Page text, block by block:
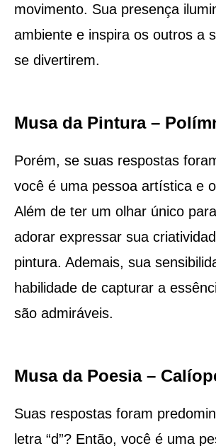
movimento. Sua presença
ambiente e inspira os outros a
se divertirem.
Musa da Pintura –
Porém, se suas respostas
você é uma pessoa artística e
Além de ter um olhar único
adorar expressar sua
pintura. Ademais, sua
habilidade de capturar a
são admiráveis.
Musa da Poesia –
Suas respostas foram
letra “d”? Então, você é uma